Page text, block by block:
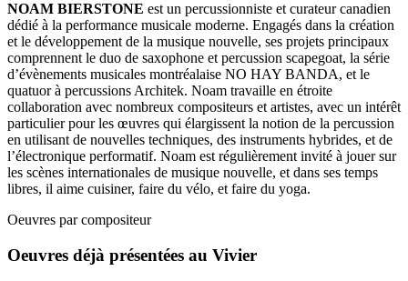
NOAM BIERSTONE est un percussionniste et curateur canadien
dédié à la performance musicale moderne. Engagés dans la création
et le développement de la musique nouvelle, ses projets principaux
comprennent le duo de saxophone et percussion scapegoat, la série
d’évènements musicales montréalaise NO HAY BANDA, et le
quatuor à percussions Architek. Noam travaille en étroite
collaboration avec nombreux compositeurs et artistes, avec un intérêt
particulier pour les œuvres qui élargissent la notion de la percussion
en utilisant de nouvelles techniques, des instruments hybrides, et de
l’électronique performatif. Noam est régulièrement invité à jouer sur
les scènes internationales de musique nouvelle, et dans ses temps
libres, il aime cuisiner, faire du vélo, et faire du yoga.
Oeuvres par compositeur
Oeuvres déjà présentées au Vivier